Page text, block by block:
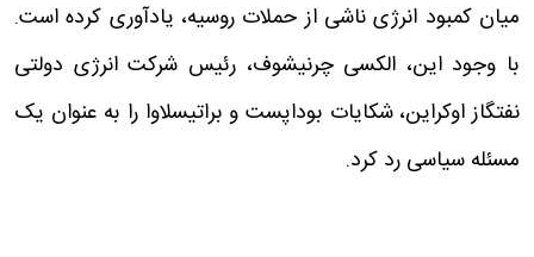
میان کمبود انرژی ناشی از حملات روسیه، یادآوری کرده است.
با وجود این، الکسی چرنیشوف، رئیس شرکت انرژی دولتی
نفتگاز اوکراین، شکایات بوداپست و براتیسلاوا را به عنوان یک
مسئله سیاسی رد کرد.